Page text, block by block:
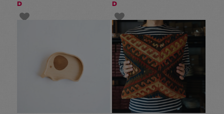
D
D